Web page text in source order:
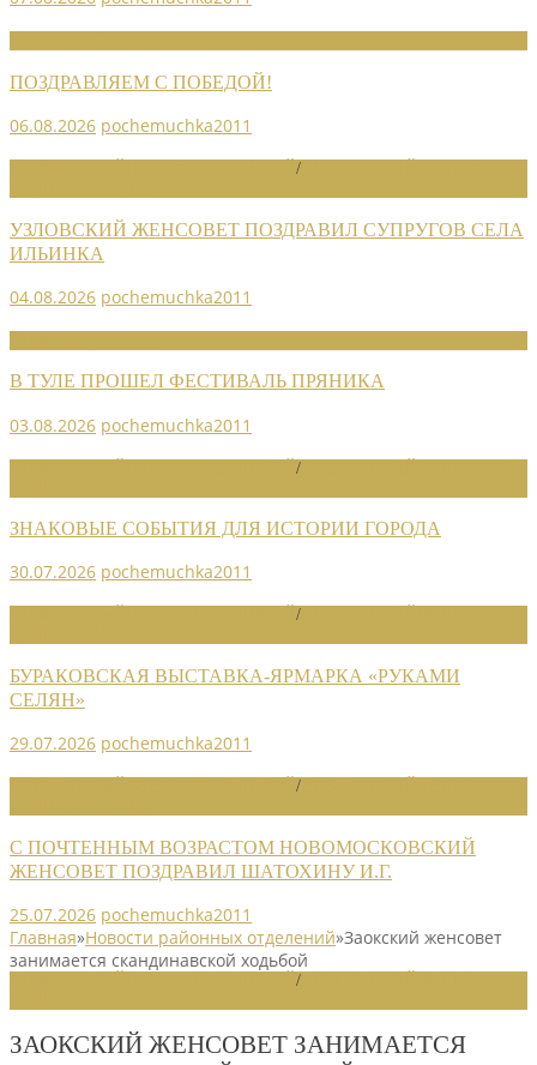
ПОЗДРАВЛЯЕМ С ПОБЕДОЙ!
06.08.2026 pochemuchka2011
/
УЗЛОВСКИЙ ЖЕНСОВЕТ ПОЗДРАВИЛ СУПРУГОВ СЕЛА
ИЛЬИНКА
04.08.2026 pochemuchka2011
В ТУЛЕ ПРОШЕЛ ФЕСТИВАЛЬ ПРЯНИКА
03.08.2026 pochemuchka2011
/
ЗНАКОВЫЕ СОБЫТИЯ ДЛЯ ИСТОРИИ ГОРОДА
30.07.2026 pochemuchka2011
/
БУРАКОВСКАЯ ВЫСТАВКА-ЯРМАРКА «РУКАМИ
СЕЛЯН»
29.07.2026 pochemuchka2011
/
С ПОЧТЕННЫМ ВОЗРАСТОМ НОВОМОСКОВСКИЙ
ЖЕНСОВЕТ ПОЗДРАВИЛ ШАТОХИНУ И.Г.
25.07.2026 pochemuchka2011
Главная»Новости районных отделений»Заокский женсовет
занимается скандинавской ходьбой
/
ЗАОКСКИЙ ЖЕНСОВЕТ ЗАНИМАЕТСЯ